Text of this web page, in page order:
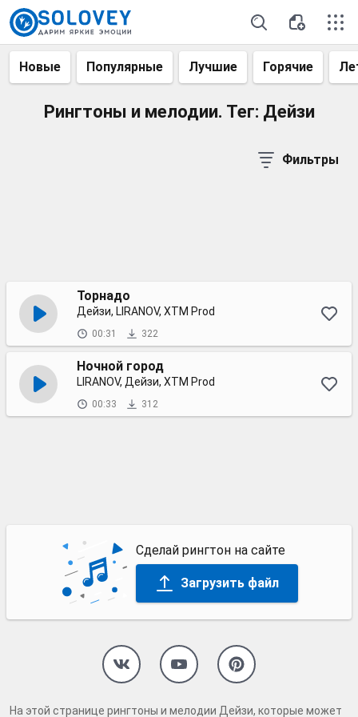
Новые Популярные Лучшие Горячие
Рингтоны и мелодии. Тег: Дейзи
Фильтры
Торнадо
Дейзи, LIRANOV, XTM Prod
00:31 322
Ночной город
LIRANOV, Дейзи, XTM Prod
00:33 312
Сделай рингтон на сайте
Загрузить файл
На этой странице рингтоны и мелодии Дейзи, которые может